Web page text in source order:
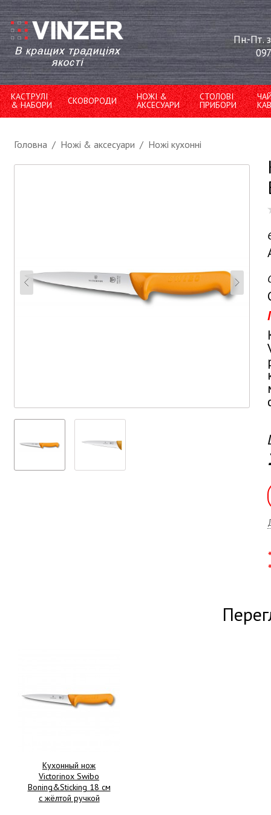
Пн.-Пт.
КАСТРУЛІ
& НАБОРИ СКОВОРОДИ НОЖІ &
АКСЕСУАРИ
СТОЛОВІ
ПРИБОРИ
Головна / Ножі & аксесуари / Ножі кухонні
Кухонный нож
Victorinox Swibo
Boning&Sticking 18 см
с жёлтой ручкой